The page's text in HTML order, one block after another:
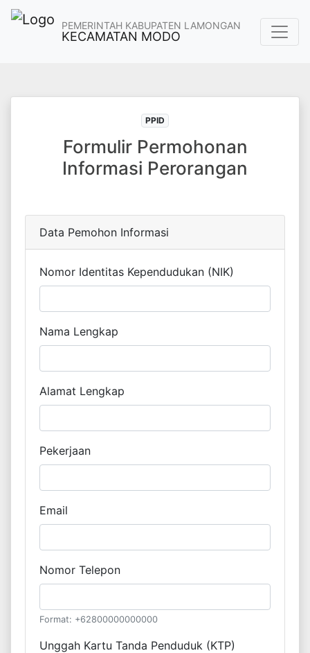
PEMERINTAH KABUPATEN LAMONGAN
KECAMATAN MODO
PPID
Formulir Permohonan
Informasi Perorangan
Data Pemohon Informasi
Nomor Identitas Kependudukan (NIK)
Nama Lengkap
Alamat Lengkap
Pekerjaan
Email
Nomor Telepon
Format: +62800000000000
Unggah Kartu Tanda Penduduk (KTP)